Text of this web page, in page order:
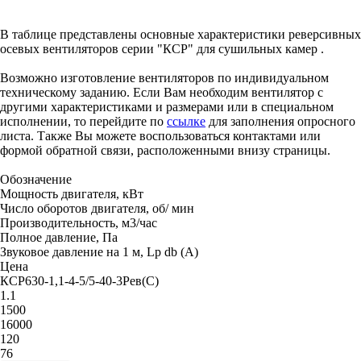
В таблице представлены основные характеристики реверсивных
осевых вентиляторов серии "КСР" для сушильных камер .
Возможно изготовление вентиляторов по индивидуальном
техническому заданию. Если Вам необходим вентилятор с
другими характеристиками и размерами или в специальном
исполнении, то перейдите по ссылке для заполнения опросного
листа. Также Вы можете воспользоваться контактами или
формой обратной связи, расположенными внизу страницы.
Обозначение
Мощность двигателя, кВт
Число оборотов двигателя, об/ мин
Производительность, м3/час
Полное давление, Па
Звуковое давление на 1 м, Lp db (A)
Цена
КСР630-1,1-4-5/5-40-3Рев(С)
1.1
1500
16000
120
76